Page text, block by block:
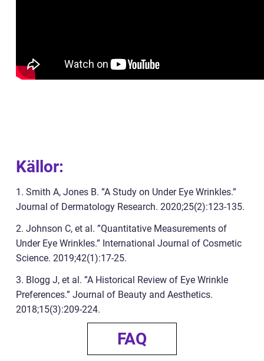
Källor:
1. Smith A, Jones B. ”A Study on Under Eye Wrinkles.”
Journal of Dermatology Research. 2020;25(2):123-135.
2. Johnson C, et al. ”Quantitative Measurements of
Under Eye Wrinkles.” International Journal of Cosmetic
Science. 2019;42(1):17-25.
3. Blogg J, et al. ”A Historical Review of Eye Wrinkle
Preferences.” Journal of Beauty and Aesthetics.
2018;15(3):209-224.
FAQ